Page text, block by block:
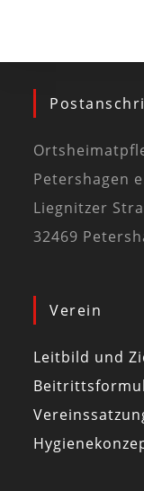
Petershagen
Liegnitzer
32469
Verein
Leitbild und